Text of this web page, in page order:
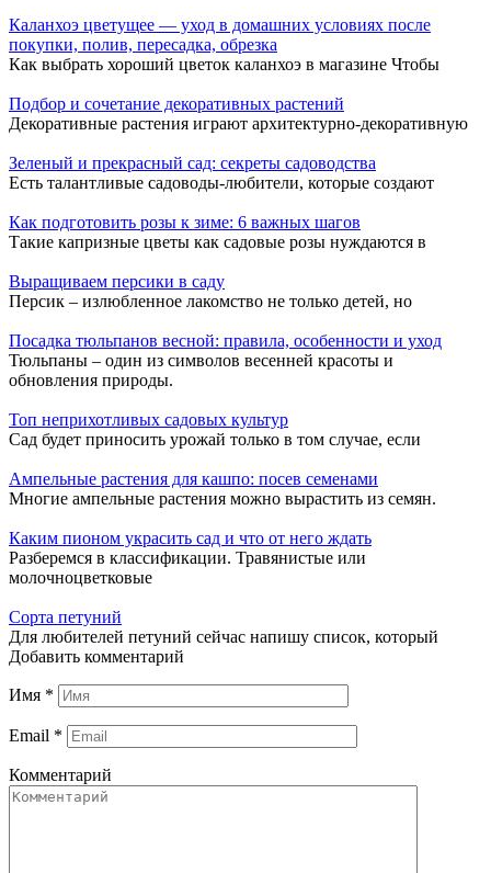
Каланхоэ цветущее — уход в домашних условиях после
покупки, полив, пересадка, обрезка
Как выбрать хороший цветок каланхоэ в магазине Чтобы
Подбор и сочетание декоративных растений
Декоративные растения играют архитектурно-декоративную
Зеленый и прекрасный сад: секреты садоводства
Есть талантливые садоводы-любители, которые создают
Как подготовить розы к зиме: 6 важных шагов
Такие капризные цветы как садовые розы нуждаются в
Выращиваем персики в саду
Персик – излюбленное лакомство не только детей, но
Посадка тюльпанов весной: правила, особенности и уход
Тюльпаны – один из символов весенней красоты и
обновления природы.
Топ неприхотливых садовых культур
Сад будет приносить урожай только в том случае, если
Ампельные растения для кашпо: посев семенами
Многие ампельные растения можно вырастить из семян.
Каким пионом украсить сад и что от него ждать
Разберемся в классификации. Травянистые или
молочноцветковые
Сорта петуний
Для любителей петуний сейчас напишу список, который
Добавить комментарий
Имя *
Email *
Комментарий